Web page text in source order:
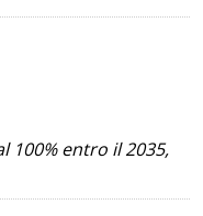
100% entro il 2035,